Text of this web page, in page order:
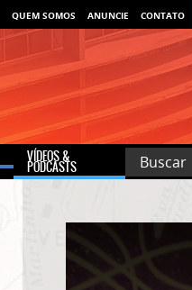
QUEM SOMOS ANUNCIE CONTATO
VÍDEOS &
PODCASTS